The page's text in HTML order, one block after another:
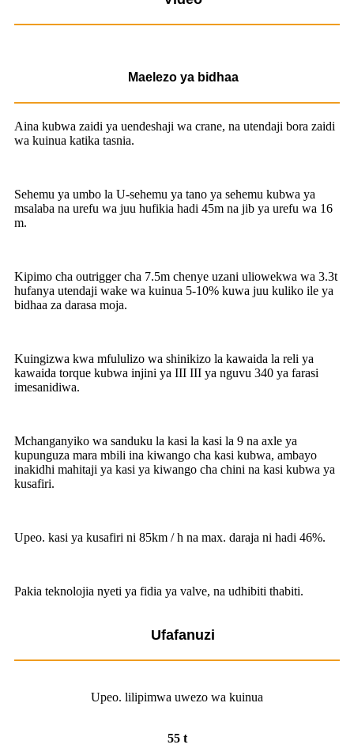
Maelezo ya bidhaa
Aina kubwa zaidi ya uendeshaji wa crane, na utendaji bora zaidi
wa kuinua katika tasnia.
Sehemu ya umbo la U-sehemu ya tano ya sehemu kubwa ya
msalaba na urefu wa juu hufikia hadi 45m na jib ya urefu wa 16
m.
Kipimo cha outrigger cha 7.5m chenye uzani uliowekwa wa 3.3t
hufanya utendaji wake wa kuinua 5-10% kuwa juu kuliko ile ya
bidhaa za darasa moja.
Kuingizwa kwa mfululizo wa shinikizo la kawaida la reli ya
kawaida torque kubwa injini ya III III ya nguvu 340 ya farasi
imesanidiwa.
Mchanganyiko wa sanduku la kasi la kasi la 9 na axle ya
kupunguza mara mbili ina kiwango cha kasi kubwa, ambayo
inakidhi mahitaji ya kasi ya kiwango cha chini na kasi kubwa ya
kusafiri.
Upeo. kasi ya kusafiri ni 85km / h na max. daraja ni hadi 46%.
Pakia teknolojia nyeti ya fidia ya valve, na udhibiti thabiti.
Ufafanuzi
Upeo. lilipimwa uwezo wa kuinua
55 t